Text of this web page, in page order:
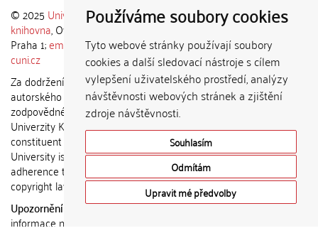
Používáme soubory cookies
Tyto webové stránky používají soubory
cookies a další sledovací nástroje s cílem
vylepšení uživatelského prostředí, analýzy
návštěvnosti webových stránek a zjištění
zdroje návštěvnosti.
Souhlasím
Odmítám
Upravit mé předvolby
© 2025 Univerzita Karlova,Ústřední
knihovna, Ovocný trh 560/5, 116 36
Praha 1;email: admin-repozitar [at]
cuni.cz
Za dodržení všech ustanovení
autorského zákona jsou
zodpovědné jednotlivé složky
Univerzity Karlovy. / Each
constituent part of Charles
University is responsible for
adherence to all provisions of the
copyright law.
Upozornění / Notice:Získané
informace nemohou být použity k
Theme by